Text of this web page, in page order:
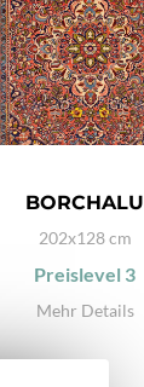
BORCHALU
202x128 cm
Preislevel 3
Mehr Details